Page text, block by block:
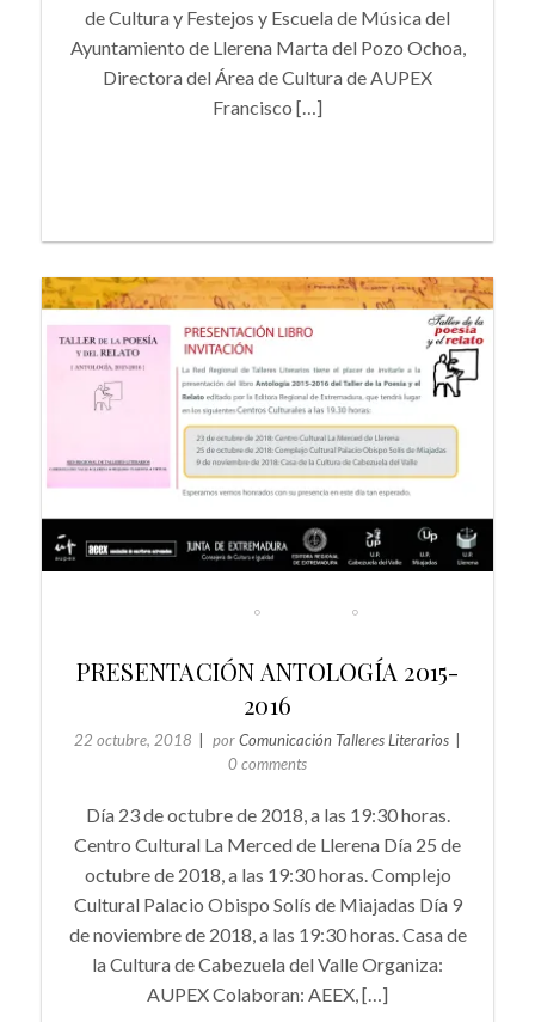
de Cultura y Festejos y Escuela de Música del
Ayuntamiento de Llerena Marta del Pozo Ochoa,
Directora del Área de Cultura de AUPEX
Francisco […]
PRESENTACIÓN ANTOLOGÍA 2015-
2016
22 octubre, 2018 porComunicación Talleres Literarios
0 comments
Día 23 de octubre de 2018, a las 19:30 horas.
Centro Cultural La Merced de Llerena Día 25 de
octubre de 2018, a las 19:30 horas. Complejo
Cultural Palacio Obispo Solís de Miajadas Día 9
de noviembre de 2018, a las 19:30 horas. Casa de
la Cultura de Cabezuela del Valle Organiza:
AUPEX Colaboran: AEEX, […]